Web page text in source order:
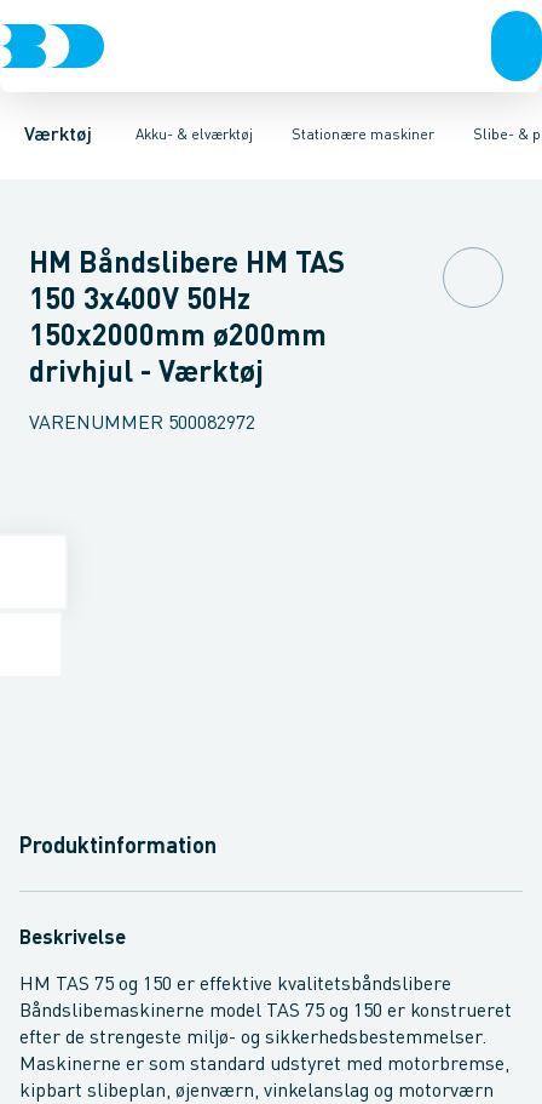
Værktøj Akku- & elværktøj
Akku- & elværktøj Håndværktøj RørværktøjBits & toppeBor
Stationære maskiner
Akku-værktøjElværktøjDiamantværktøjAffugtere & Slibe- &
Magnet boremaskinerSøjleboremaskinerBoremaskiner
HM Båndslibere HM TAS
150 3x400V 50Hz
150x2000mm ø200mm
drivhjul - Værktøj
VARENUMMER 500082972
Produktinformation
Beskrivelse
HM TAS 75 og 150 er effektive kvalitetsbåndslibere
Båndslibemaskinerne model TAS 75 og 150 er konstrueret
efter de strengeste miljø- og sikkerhedsbestemmelser.
Maskinerne er som standard udstyret med motorbremse,
kipbart slibeplan, øjenværn, vinkelanslag og motorværn